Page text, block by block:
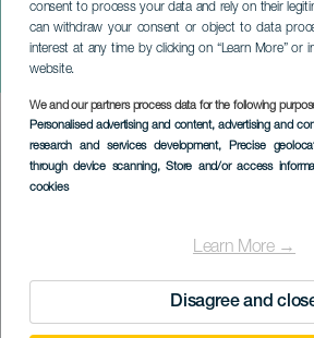
consent to process your data and rely on their
can withdraw your consent or object to data
interest at any time by clicking on “Learn More” or
website.
We and our partners process data for the following
Personalised advertising and content, advertising and
research and services development, Precise
through device scanning, Store and/or access
cookies
Learn More →
Disagree and
Ritmi del mondo
LANZAROTE
Imagen
Listado